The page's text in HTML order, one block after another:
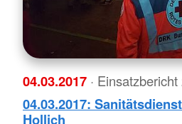
04.03.2017 ·
04.03.2017:
Hollich